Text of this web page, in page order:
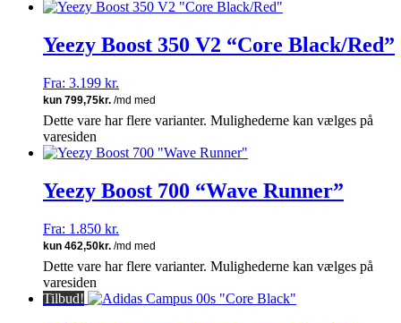
Yeezy Boost 350 V2 “Core Black/Red”
Fra: 3.199 kr.
Dette vare har flere varianter. Mulighederne kan vælges på
varesiden
Yeezy Boost 700 “Wave Runner”
Fra: 1.850 kr.
Dette vare har flere varianter. Mulighederne kan vælges på
varesiden
Tilbud!